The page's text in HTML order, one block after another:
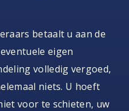
betaalt u aan de
eigen
volledig vergoed,
niets. U hoeft
voor te schieten, uw